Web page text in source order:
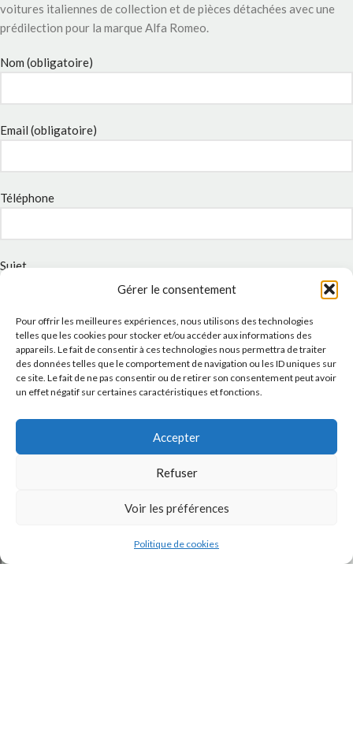
Gérer le consentement
Pour offrir les meilleures expériences, nous utilisons des technologies
telles que les cookies pour stocker et/ou accéder aux informations des
appareils. Le fait de consentir à ces technologies nous permettra de traiter
des données telles que le comportement de navigation ou les ID uniques sur
ce site. Le fait de ne pas consentir ou de retirer son consentement peut avoir
un effet négatif sur certaines caractéristiques et fonctions.
Accepter
Refuser
Voir les préférences
Politique de cookies
voitures italiennes de collection et de pièces détachées avec une
prédilection pour la marque Alfa Romeo.
Nom (obligatoire)
Email (obligatoire)
Téléphone
Sujet
Message
Politique de confidentialitéde ce site.